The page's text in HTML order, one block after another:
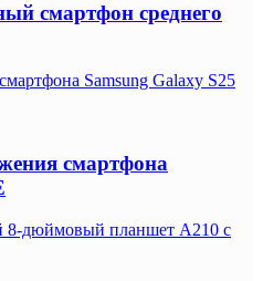
смартфон среднего
Samsung Galaxy S25
смартфона
8-дюймовый планшет A210 с